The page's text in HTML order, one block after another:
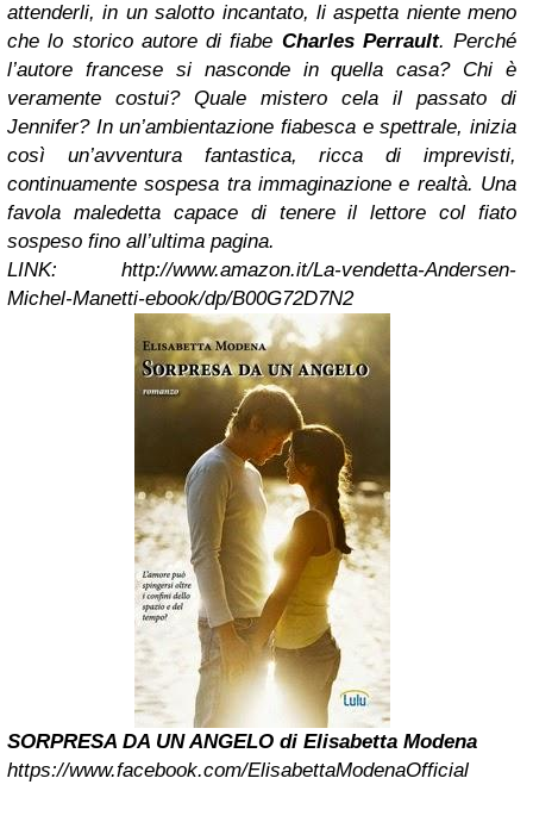
attenderli, in un salotto incantato, li aspetta niente meno
che lo storico autore di fiabe Charles Perrault. Perché
l’autore francese si nasconde in quella casa? Chi è
veramente costui? Quale mistero cela il passato di
Jennifer? In un’ambientazione fiabesca e spettrale, inizia
così un’avventura fantastica, ricca di imprevisti,
continuamente sospesa tra immaginazione e realtà. Una
favola maledetta capace di tenere il lettore col fiato
sospeso fino all’ultima pagina.
LINK: http://www.amazon.it/La-vendetta-Andersen-
Michel-Manetti-ebook/dp/B00G72D7N2
SORPRESA DA UN ANGELO di Elisabetta Modena
https://www.facebook.com/ElisabettaModenaOfficial